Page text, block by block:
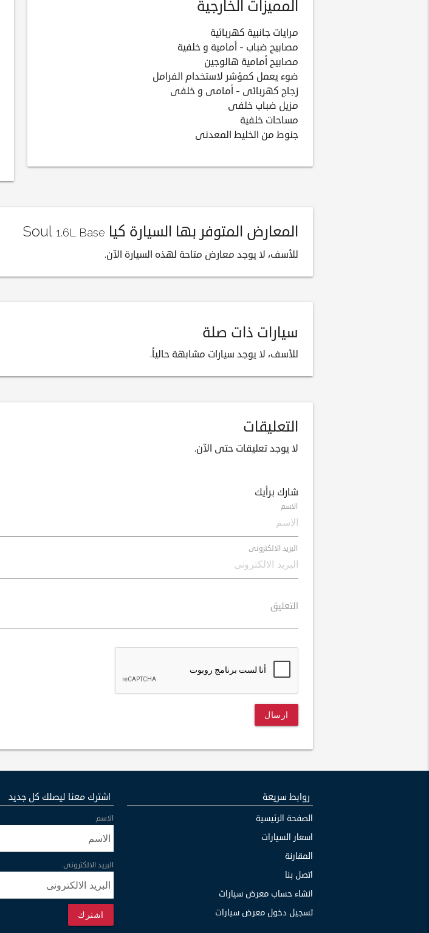
المميزات الخارجية
مرايات جانبية كهربائية
مصابيح ضباب - أمامية و خلفية
مصابيح أمامية هالوجين
ضوء يعمل كمؤشر لاستخدام الفرامل
زجاج كهربائى - أمامى و خلفى
مزيل ضباب خلفى
مساحات خلفية
جنوط من الخليط المعدنى
المعارض المتوفر بها السيارة كيا Soul 1.6L Base
للأسف، لا يوجد معارض متاحة لهذه السيارة الآن.
سيارات ذات صلة
للأسف، لا يوجد سيارات مشابهة حالياً.
التعليقات
لا يوجد تعليقات حتى الآن.
شارك برأيك
الاسم
البريد الالكترونى
التعليق
ارسال
روابط سريعة
الصفحة الرئيسية
اسعار السيارات
المقارنة
اتصل بنا
انشاء حساب معرض سيارات
تسجيل دخول معرض سيارات
اشترك معنا ليصلك كل جديد
الاسم:
البريد الالكترونى:
اشترك